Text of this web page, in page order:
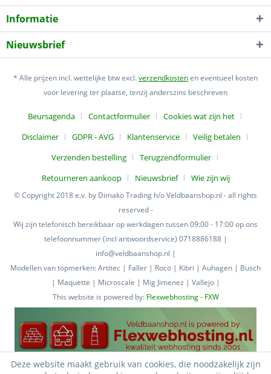
Informatie
Nieuwsbrief
* Alle prijzen incl. wettelijke btw excl.verzendkostenen eventueel kosten
voor levering ter plaatse, tenzij anderszins beschreven
Beursagenda Contactformulier
Cookies wat zijn het
Disclaimer
GDPR - AVG Klantenservice
Veilig betalen
Verzenden bestelling
Terugzendformulier
Retourneren aankoop
Nieuwsbrief Wie zijn wij
© Copyright 2018 e.v. by Dimako Trading h/o Veldbaanshop.nl - all rights
reserved -
Wij zijn telefonisch bereikbaar op werkdagen tussen 09:00 - 17:00 op ons
telefoonnummer (incl antwoordservice) 0718886188 |
info@veldbaanshop.nl |
Modellen van topmerken: Artitec | Faller | Roco | Kibri | Auhagen | Busch
| Maquette | Microscale | Mig Jimenez | Vallejo |
This website is powered by: Flexwebhosting - FXW
Deze website maakt gebruik van cookies, die noodzakelijk zijn